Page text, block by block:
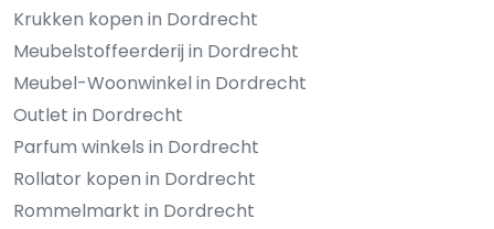
Krukken kopen in Dordrecht
Meubelstoffeerderij in Dordrecht
Meubel-Woonwinkel in Dordrecht
Outlet in Dordrecht
Parfum winkels in Dordrecht
Rollator kopen in Dordrecht
Rommelmarkt in Dordrecht